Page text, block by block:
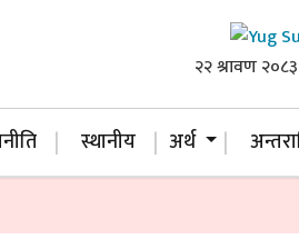
२२ श्रावण
स्थानीय अर्थ